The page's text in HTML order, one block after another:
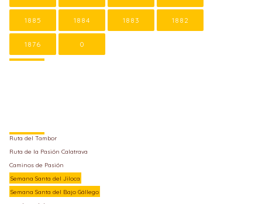
1885 1884 1883 1882
1876 0
Ruta del Tambor
Ruta de la Pasión Calatrava
Caminos de Pasión
Semana Santa del Jiloca
Semana Santa del Bajo Gállego